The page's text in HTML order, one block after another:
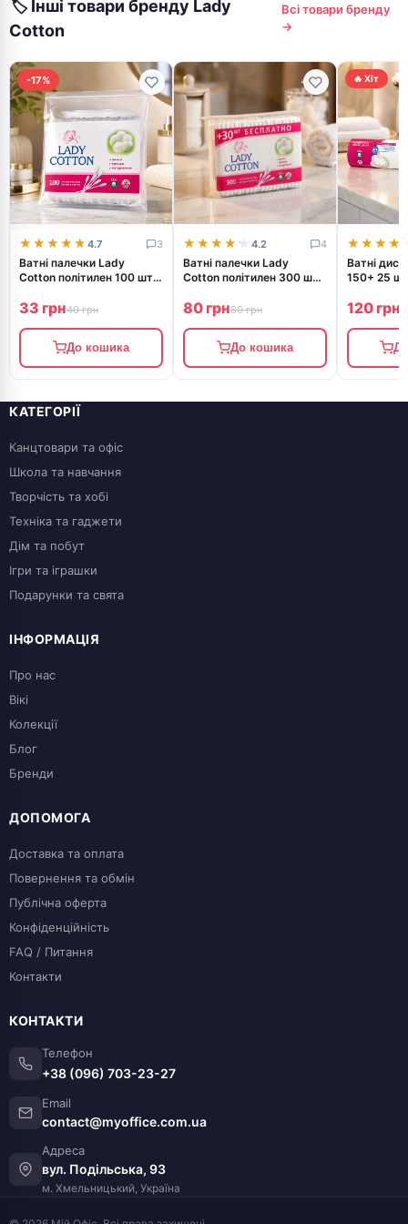
волокна. За 49.99 грн ви отримуєте справжню якість.
🏷 Інші товари бренду Lady
Cotton
Всі товари бренду
→
-17%
★★★★★
★★★★★ 4.7 3
Ватні палечки Lady
Cotton політилен 100 шт
33 грн40 грн
До кошика
★★★★★
★★★★★ 4.2 4
Ватні палечки Lady
Cotton політилен 300 шт
80 грн80 грн
До кошика
🔥 Хіт
Ватні
150+ 25 шт
120 грн
КАТЕГОРІЇ
Канцтовари та офіс
Школа та навчання
Творчість та хобі
Техніка та гаджети
Дім та побут
Ігри та іграшки
Подарунки та свята
ІНФОРМАЦІЯ
Про нас
Вікі
Колекції
Блог
Бренди
ДОПОМОГА
Доставка та оплата
Повернення та обмін
Публічна оферта
Конфіденційність
FAQ / Питання
Контакти
КОНТАКТИ
Телефон
+38 (096) 703-23-27
Email
contact@myoffice.com.ua
Адреса
вул. Подільська, 93
м. Хмельницький, Україна